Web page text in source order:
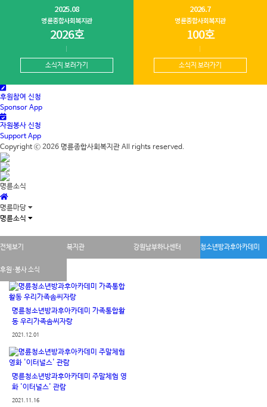
2025.08
명륜종합사회복지관
2026호
소식지 보러가기
2026.7
명륜종합사회복지관
100호
소식지 보러가기
후원참여 신청
Sponsor App
자원봉사 신청
Support App
Copyright ⓒ 2026 명륜종합사회복지관 All rights reserved.
명륜소식
명륜마당
명륜소식
전체보기 복지관 강원남부하나센터 청소년방과후아카데미
후원·봉사 소식
명륜청소년방과후아카데미 가족통합활
동 우리가족솜씨자랑
2021.12.01
명륜청소년방과후아카데미 주말체험 영
화 '이터널스' 관람
2021.11.16